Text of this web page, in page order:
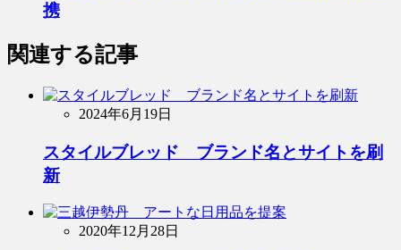
携
関連する記事
2024年6月19日
スタイルブレッド ブランド名とサイトを刷
新
2020年12月28日